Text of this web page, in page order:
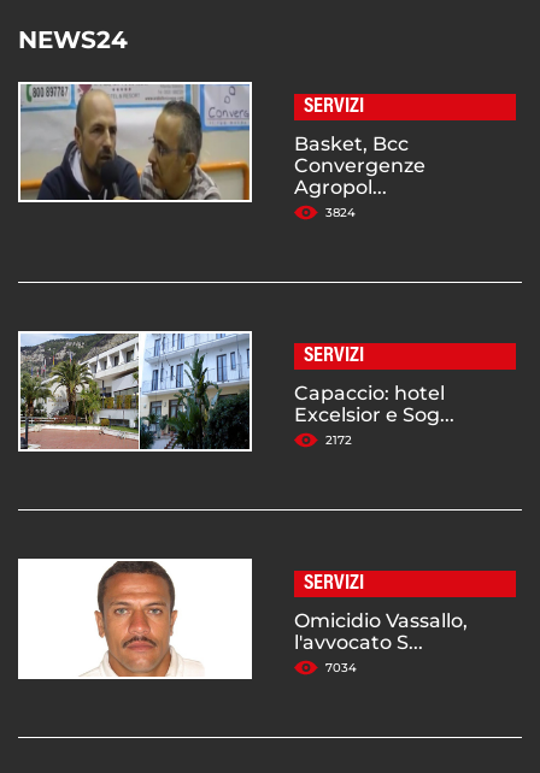
NEWS24
SERVIZI
Basket, Bcc
Convergenze
Agropol...
3824
SERVIZI
Capaccio: hotel
Excelsior e Sog...
2172
SERVIZI
Omicidio Vassallo,
l'avvocato S...
7034